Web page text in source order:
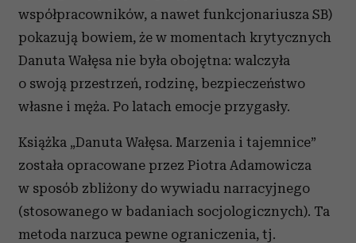
współpracowników, a nawet funkcjonariusza SB)
pokazują bowiem, że w momentach krytycznych
Danuta Wałęsa nie była obojętna: walczyła
o swoją przestrzeń, rodzinę, bezpieczeństwo
własne i męża. Po latach emocje przygasły.
Książka „Danuta Wałęsa. Marzenia i tajemnice”
została opracowane przez Piotra Adamowicza
w sposób zbliżony do wywiadu narracyjnego
(stosowanego w badaniach socjologicznych). Ta
metoda narzuca pewne ograniczenia, tj.